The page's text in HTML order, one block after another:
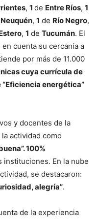
, 1 de Entre Ríos, 1
Neuquén, 1 de Río Negro,
, 1 de Tucumán. El
cuenta su cercanía a
por más de 11.000
cuya currícula de
energética”
y docentes de la
actividad como
100%
instituciones. En la nube
se destacaron:
alegría”.
de la experiencia